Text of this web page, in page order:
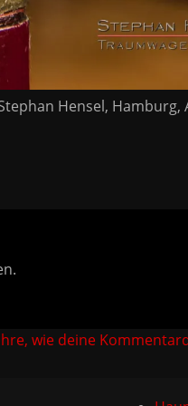
Hensel,
wie deine